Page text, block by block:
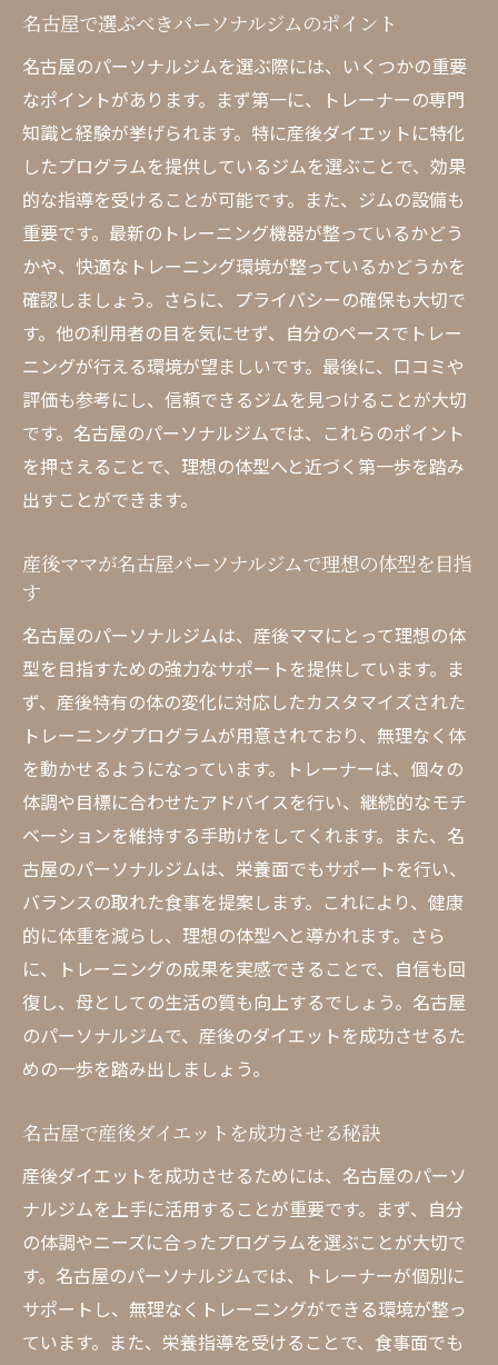
トレーナーと一緒に名古屋で産後ダイエッ
トを成功させる
名古屋のトレーナーが産後の健康をサポー
ト
名古屋パーソナルジムで無理なく理想の体型へ
名古屋で理想の体型を手に入れるための方
法
産後ダイエットを無理なく進める名古屋パ
ーソナルジム
名古屋で理想の体型を目指すためのパーソ
ナルジム利用法
産後の体型戻しを名古屋でスムーズに進め
る
名古屋パーソナルジムで健康的に体型を整
理想の体型を名古屋で実現するためのサポ
産後ダイエットを成功させるための名古屋パー
ソナルジムの魅力
名古屋で産後ダイエットを成功させる秘訣
パーソナルジムの魅力を活かした産後ダイ
エット
名古屋での産後ダイエットを支えるジムの
魅力
産後ダイエット成功のための名古屋ジム選
び
名古屋での産後ダイエットを助けるパーソ
ナルジムの特長
名古屋での産後ダイエットに最適なジムの
魅力
に応じたトレーニング
産後ママにぴったりの名古屋パーソナルジ
ムのプラン
名古屋で個別対応のトレーニングを受ける
メリット
産後の体型に合わせた名古屋ジムのトレー
ニング
名古屋で選ぶべきパーソナルジムのポイント
名古屋のパーソナルジムを選ぶ際には、いくつかの重要
なポイントがあります。まず第一に、トレーナーの専門
知識と経験が挙げられます。特に産後ダイエットに特化
したプログラムを提供しているジムを選ぶことで、効果
的な指導を受けることが可能です。また、ジムの設備も
重要です。最新のトレーニング機器が整っているかどう
かや、快適なトレーニング環境が整っているかどうかを
確認しましょう。さらに、プライバシーの確保も大切で
す。他の利用者の目を気にせず、自分のペースでトレー
ニングが行える環境が望ましいです。最後に、口コミや
評価も参考にし、信頼できるジムを見つけることが大切
です。名古屋のパーソナルジムでは、これらのポイント
を押さえることで、理想の体型へと近づく第一歩を踏み
出すことができます。
産後ママが名古屋パーソナルジムで理想の体型を目指
す
名古屋のパーソナルジムは、産後ママにとって理想の体
型を目指すための強力なサポートを提供しています。ま
ず、産後特有の体の変化に対応したカスタマイズされた
トレーニングプログラムが用意されており、無理なく体
を動かせるようになっています。トレーナーは、個々の
体調や目標に合わせたアドバイスを行い、継続的なモチ
ベーションを維持する手助けをしてくれます。また、名
古屋のパーソナルジムは、栄養面でもサポートを行い、
バランスの取れた食事を提案します。これにより、健康
的に体重を減らし、理想の体型へと導かれます。さら
に、トレーニングの成果を実感できることで、自信も回
復し、母としての生活の質も向上するでしょう。名古屋
のパーソナルジムで、産後のダイエットを成功させるた
めの一歩を踏み出しましょう。
名古屋で産後ダイエットを成功させる秘訣
産後ダイエットを成功させるためには、名古屋のパーソ
ナルジムを上手に活用することが重要です。まず、自分
の体調やニーズに合ったプログラムを選ぶことが大切で
す。名古屋のパーソナルジムでは、トレーナーが個別に
サポートし、無理なくトレーニングができる環境が整っ
ています。また、栄養指導を受けることで、食事面でも